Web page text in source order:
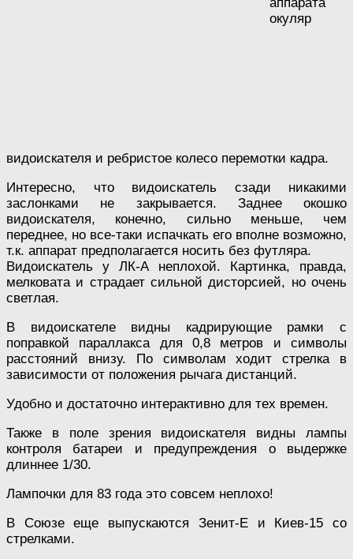
окуляр
видоискателя и ребристое колесо перемотки кадра.
Интересно, что видоискатель сзади никакими
заслонками не закрывается. Заднее окошко
видоискателя, конечно, сильно меньше, чем
переднее, но все-таки испачкать его вполне возможно,
т.к. аппарат предполагается носить без футляра.
Видоискатель у ЛК-А неплохой. Картинка, правда,
мелковата и страдает сильной дисторсией, но очень
светлая.
В видоискателе видны кадрирующие рамки с
поправкой параллакса для 0,8 метров и символы
расстояний внизу. По символам ходит стрелка в
зависимости от положения рычага дистанций.
Удобно и достаточно интерактивно для тех времен.
Также в поле зрения видоискателя видны лампы
контроля батареи и предупреждения о выдержке
длиннее 1/30.
Лампочки для 83 года это совсем неплохо!
В Союзе еще выпускаются Зенит-Е и Киев-15 со
стрелками.